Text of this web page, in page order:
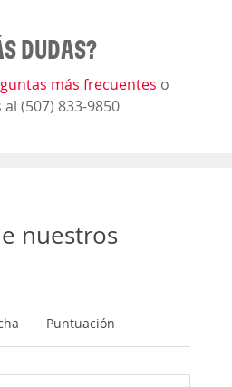
DUDAS?
más frecuentes o
(507) 833-9850
nuestros
Puntuación